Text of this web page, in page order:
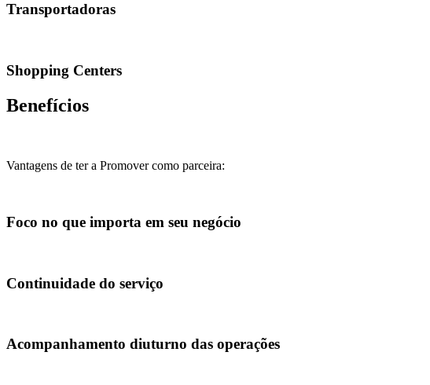
Transportadoras
Shopping Centers
Benefícios
Vantagens de ter a Promover como parceira:
Foco no que importa em seu negócio
Continuidade do serviço
Acompanhamento diuturno das operações